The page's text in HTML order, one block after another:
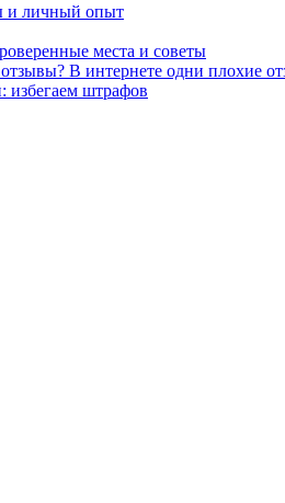
и личный опыт
места и советы
В интернете одни плохие
избегаем штрафов